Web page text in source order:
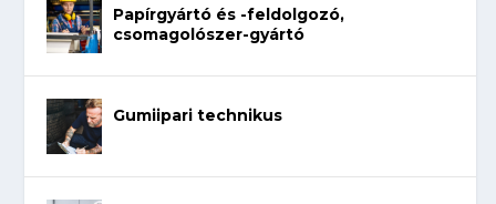
Papírgyártó és -feldolgozó,
csomagolószer-gyártó
Gumiipari technikus